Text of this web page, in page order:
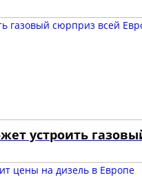
устроить